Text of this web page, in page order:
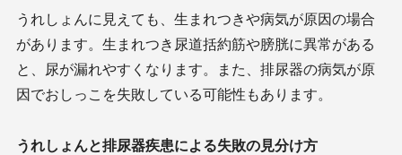
うれしょんに見えても、生まれつきや病気が原因の場合
があります。生まれつき尿道括約筋や膀胱に異常がある
と、尿が漏れやすくなります。また、排尿器の病気が原
因でおしっこを失敗している可能性もあります。
うれしょんと排尿器疾患による失敗の見分け方